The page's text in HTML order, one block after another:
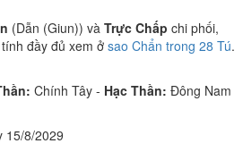
(Dẫn (Giun)) và Trực Chấp chi phối,
đầy đủ xem ở sao Chẩn trong 28 Tú.
Chính Tây - Hạc Thần: Đông Nam
15/8/2029